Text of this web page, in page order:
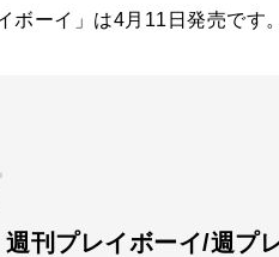
ーイ」は4月11日発売です。
週刊プレイボーイ/週プ